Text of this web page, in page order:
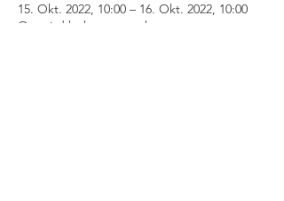
15. Okt. 2022, 10:00 – 16. Okt. 2022, 10:00
Ort wird bekanntgegeben